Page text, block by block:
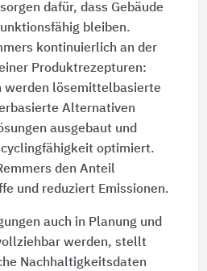
dafür, dass Gebäude
bleiben.
kontinuierlich an der
Produktrezepturen:
werden lösemittelbasierte
Alternativen
ausgebaut und
optimiert.
den Anteil
und reduziert Emissionen.
auch in Planung und
werden, stellt
Nachhaltigkeitsdaten